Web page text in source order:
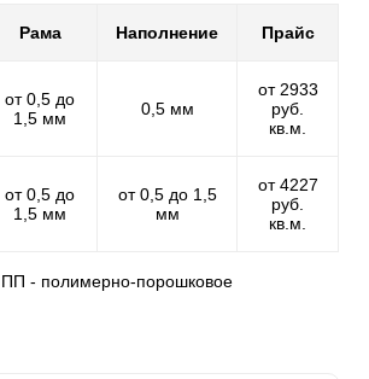
Рама Наполнение Прайс
от 0,5 до
1,5 мм
0,5 мм
от 2933
руб.
кв.м.
от 0,5 до
1,5 мм
от 0,5 до 1,5
мм
от 4227
руб.
кв.м.
- полимерно-порошковое